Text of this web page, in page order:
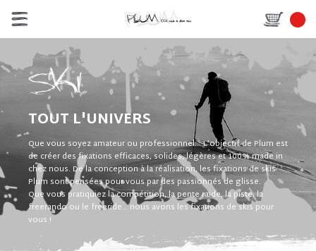
TOUT L'UNIVERS
Que vous soyez amateur ou professionnel... L’objectif de Plum est
de créer des fixations efficaces, solides, légères et 100% made in
chez nous. De la conception à la réalisation, les fixations de skis
Plum sont pensées pour vous par des passionnés de glisse.
Que vous pratiquiez la compétition, la pente raide, la piste, la
freerando ou le freeride… nous avons les fixations de skis pour
vous !